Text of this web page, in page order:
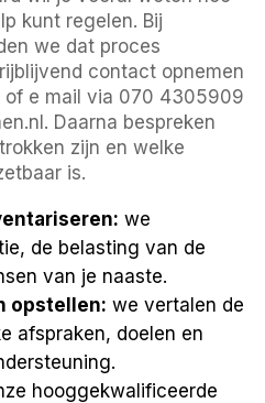
kunt regelen. Bij
we dat proces
contact opnemen
of e mail via 070 4305909
Daarna bespreken
zijn en welke
is.
we
de belasting van de
van je naaste.
opstellen: we vertalen de
afspraken, doelen en
hooggekwalificeerde